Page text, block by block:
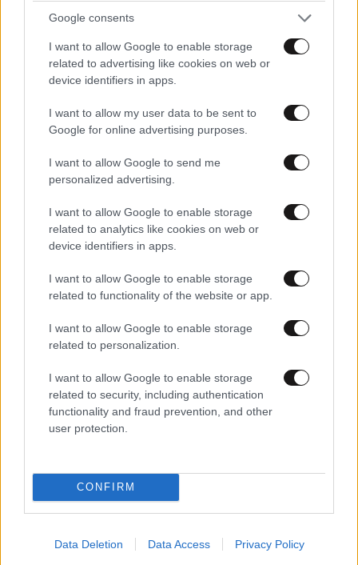
Google consents
I want to allow Google to enable storage
related to advertising like cookies on web or
device identifiers in apps.
I want to allow my user data to be sent to
Google for online advertising purposes.
I want to allow Google to send me
personalized advertising.
I want to allow Google to enable storage
related to analytics like cookies on web or
device identifiers in apps.
I want to allow Google to enable storage
related to functionality of the website or app.
I want to allow Google to enable storage
related to personalization.
I want to allow Google to enable storage
related to security, including authentication
functionality and fraud prevention, and other
user protection.
CONFIRM
Data Deletion Data Access Privacy Policy
Xαρακτήρες: 0/1000
Διαβάστε και ακολουθήστε τους κανόνες σχολιασμού
ΠΡΟΣΘΗΚΗ
Στην ερωτηση, ειναι ο θερμικος θολος επιστημονικος
ορος, η ΑΙ απαντα! Επισκόπηση AI, Οχι, ο ορος
ορος, αλλα μαλλον μια δημοσιογραφικη εκφραση που
χρησιμοποιειται για να περιγραψει ενα φαινομενο
καυσωνα που προκαλειται απο ενα συστημα υψηλης
πιεσης στην ατμοσφαιρα. Ουσιαστικα, προκειται για
περιγραφεται απο τους μετεωρολογους!! Ρε ποιους
ρωτατε, τους μετεο του 19%!!!
Απαντήστε